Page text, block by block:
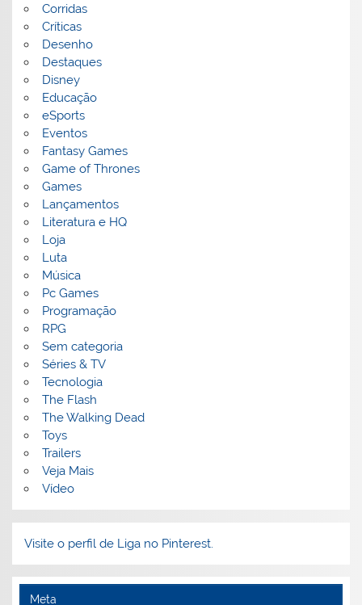
Corridas
Críticas
Desenho
Destaques
Disney
Educação
eSports
Eventos
Fantasy Games
Game of Thrones
Games
Lançamentos
Literatura e HQ
Loja
Luta
Música
Pc Games
Programação
RPG
Sem categoria
Séries & TV
Tecnologia
The Flash
The Walking Dead
Toys
Trailers
Veja Mais
Vídeo
Visite o perfil de Liga no Pinterest.
Meta